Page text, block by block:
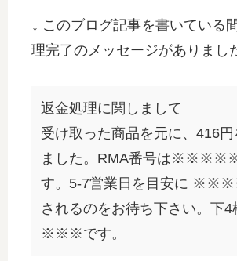
↓ このブログ記事を書いている
理完了のメッセージがありまし
返金処理に関しまして
受け取った商品を元に、416円
ました。RMA番号は
す。5-7営業日を目安に
されるのをお待ち下さい。下4
※※※です。